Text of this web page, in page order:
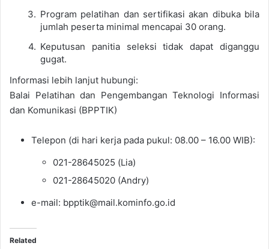
Program pelatihan dan sertifikasi akan dibuka bila
jumlah peserta minimal mencapai 30 orang.
Keputusan panitia seleksi tidak dapat diganggu
gugat.
Informasi lebih lanjut hubungi:
Balai Pelatihan dan Pengembangan Teknologi Informasi
dan Komunikasi (BPPTIK)
Telepon (di hari kerja pada pukul: 08.00 – 16.00 WIB):
021-28645025 (Lia)
021-28645020 (Andry)
e-mail: bpptik@mail.kominfo.go.id
Related